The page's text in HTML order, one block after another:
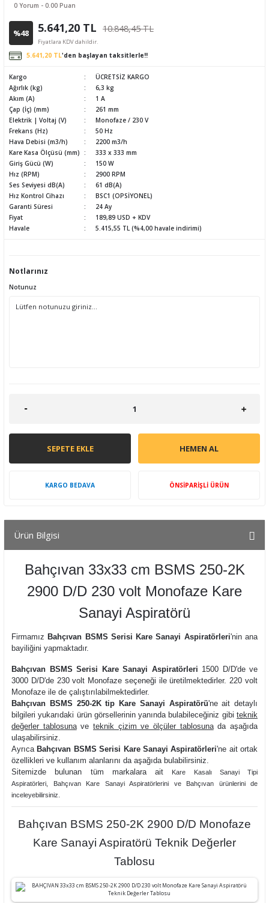
0 Yorum - 0.00 Puan
%48 5.641,20 TL 10.848,45 TL
Fiyatlara KDV dahildir.
5.641,20 TL'den başlayan taksitlerle!!
Kargo
ÜCRETSİZ KARGO
Ağırlık (kg)
6,3 kg
Akım (A)
1 A
Çap (İç) (mm)
261 mm
Elektrik | Voltaj (V)
Monofaze / 230 V
Frekans (Hz)
50 Hz
Hava Debisi (m3/h)
2200 m3/h
Kare Kasa Ölçüsü (mm)
333 x 333 mm
Giriş Gücü (W)
150 W
Hız (RPM)
2900 RPM
Ses Seviyesi dB(A)
61 dB(A)
Hız Kontrol Cihazı
BSC1 (OPSİYONEL)
Garanti Süresi
24 Ay
Fiyat
189,89 USD + KDV
Havale
5.415,55 TL (%4,00 havale indirimi)
Notlarınız
Notunuz
SEPETE EKLE HEMEN AL
KARGO BEDAVA ÖNSİPARİŞLİ ÜRÜN
Ürün Bilgisi
Bahçıvan 33x33 cm BSMS 250-2K
2900 D/D 230 volt Monofaze Kare
Sanayi Aspiratörü
Firmamız Bahçıvan BSMS Serisi Kare Sanayi Aspiratörleri'nin ana
bayiliğini yapmaktadır.
Bahçıvan BSMS Serisi Kare Sanayi Aspiratörleri 1500 D/D'de ve
3000 D/D'de 230 volt Monofaze seçeneği ile üretilmektedirler. 220 volt
Monofaze ile de çalıştırılabilmektedirler.
Bahçıvan BSMS 250-2K tip Kare Sanayi Aspiratörü'ne ait detaylı
bilgileri yukarıdaki ürün görsellerinin yanında bulabileceğiniz gibi teknik
değerler tablosunaveteknik çizim ve ölçüler tablosunada aşağıda
ulaşabilirsiniz.
Ayrıca Bahçıvan BSMS Serisi Kare Sanayi Aspiratörleri'ne ait ortak
özellikleri ve kullanım alanlarını da aşağıda bulabilirsiniz.
Sitemizde bulunan tüm markalara ait
Kare Kasalı Sanayi Tipi
Aspiratörleri, Bahçıvan Kare Sanayi Aspiratörlerini ve Bahçıvan ürünlerini de
inceleyebilirsiniz.
Bahçıvan BSMS 250-2K 2900 D/D Monofaze
Kare Sanayi Aspiratörü Teknik Değerler
Tablosu